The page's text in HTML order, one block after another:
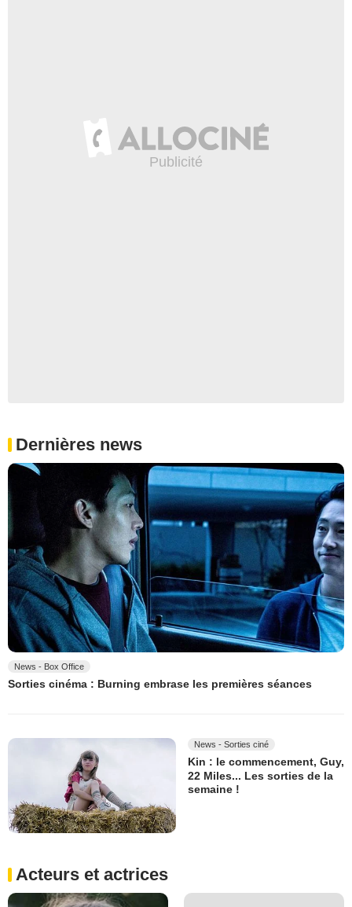
Dernières news
News - Box Office
Sorties cinéma : Burning embrase les premières séances
News - Sorties ciné
Kin : le commencement, Guy,
22 Miles... Les sorties de la
semaine !
Acteurs et actrices